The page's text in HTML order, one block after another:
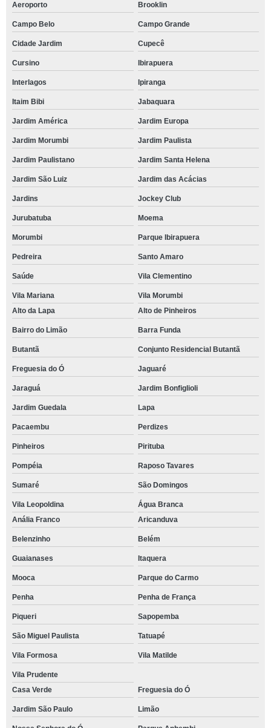
Aeroporto Brooklin
Campo Belo Campo Grande
Cidade Jardim Cupecê
Cursino Ibirapuera
Interlagos Ipiranga
Itaim Bibi Jabaquara
Jardim América Jardim Europa
Jardim Morumbi Jardim Paulista
Jardim Paulistano Jardim Santa Helena
Jardim São Luiz Jardim das Acácias
Jardins Jockey Club
Jurubatuba Moema
Morumbi Parque Ibirapuera
Pedreira Santo Amaro
Saúde Vila Clementino
Vila Mariana
Vila Morumbi
Alto da Lapa
Alto de Pinheiros
Bairro do Limão Barra Funda
Butantã Conjunto Residencial Butantã
Freguesia do Ó Jaguaré
Jaraguá Jardim Bonfiglioli
Jardim Guedala Lapa
Pacaembu Perdizes
Pinheiros Pirituba
Pompéia Raposo Tavares
Sumaré São Domingos
Vila Leopoldina
Água Branca
Anália Franco
Aricanduva
Belenzinho Belém
Guaianases Itaquera
Mooca Parque do Carmo
Penha Penha de França
Piqueri Sapopemba
São Miguel Paulista Tatuapé
Vila Formosa Vila Matilde
Vila Prudente
Casa Verde
Freguesia do Ó
Jardim São Paulo Limão